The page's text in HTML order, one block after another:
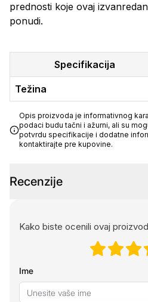
prednosti koje ovaj
ponudi.
Specifikacija
Težina
Opis proizvoda je informativnog
podaci budu tačni i ažurni, ali su
potvrdu specifikacije i dodatne
kontaktirajte pre kupovine.
Recenzije
Kako biste ocenili ovaj
Ime